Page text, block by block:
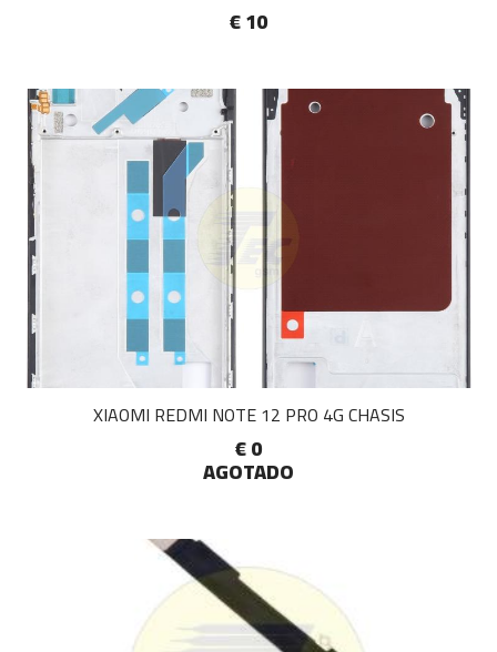
€ 10
XIAOMI REDMI NOTE 12 PRO 4G CHASIS
€ 0
AGOTADO